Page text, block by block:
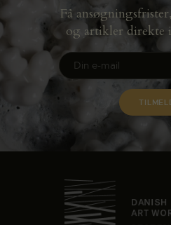
Få
og artikler direkte